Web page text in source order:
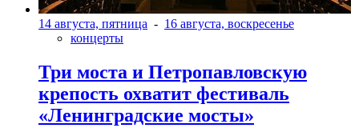
14 августа, пятница - 16 августа, воскресенье
концерты
Три моста и Петропавловскую
крепость охватит фестиваль
«Ленинградские мосты»